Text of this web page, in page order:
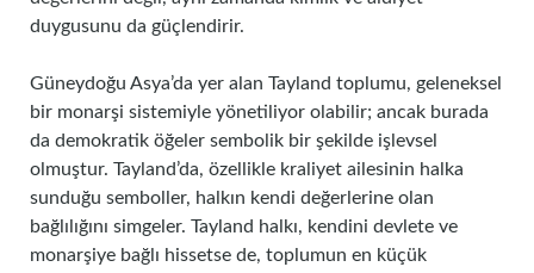
duygusunu da güçlendirir.
Güneydoğu Asya’da yer alan Tayland toplumu, geleneksel
bir monarşi sistemiyle yönetiliyor olabilir; ancak burada
da demokratik öğeler sembolik bir şekilde işlevsel
olmuştur. Tayland’da, özellikle kraliyet ailesinin halka
sunduğu semboller, halkın kendi değerlerine olan
bağlılığını simgeler. Tayland halkı, kendini devlete ve
monarşiye bağlı hissetse de, toplumun en küçük